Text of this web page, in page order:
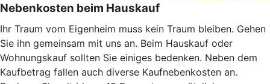
Nebenkosten beim Hauskauf
Ihr Traum vom Eigenheim muss kein Traum bleiben. Gehen
Sie ihn gemeinsam mit uns an. Beim Hauskauf oder
Wohnungskauf sollten Sie einiges bedenken. Neben dem
Kaufbetrag fallen auch diverse Kaufnebenkosten an.